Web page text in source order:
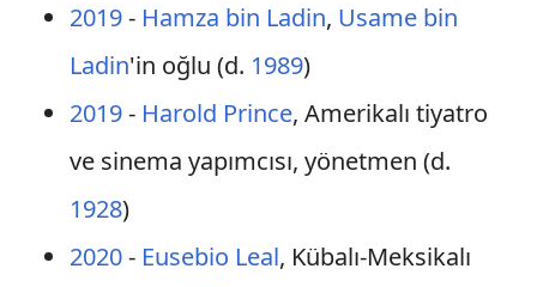
2019- Hamza bin Ladin, Usame bin
Ladin'in oğlu (d. 1989)
2019- Harold Prince, Amerikalı tiyatro
ve sinema yapımcısı, yönetmen (d.
1928)
2020- Eusebio Leal, Kübalı-Meksikalı